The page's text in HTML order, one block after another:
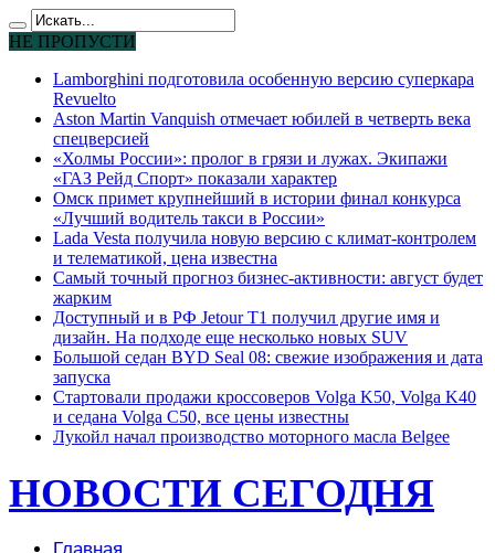
НЕ ПРОПУСТИ
Lamborghini подготовила особенную версию суперкара
Revuelto
Aston Martin Vanquish отмечает юбилей в четверть века
спецверсией
«Холмы России»: пролог в грязи и лужах. Экипажи
«ГАЗ Рейд Спорт» показали характер
Омск примет крупнейший в истории финал конкурса
«Лучший водитель такси в России»
Lada Vesta получила новую версию с климат-контролем
и телематикой, цена известна
Самый точный прогноз бизнес-активности: август будет
жарким
Доступный и в РФ Jetour T1 получил другие имя и
дизайн. На подходе еще несколько новых SUV
Большой седан BYD Seal 08: свежие изображения и дата
запуска
Стартовали продажи кроссоверов Volga K50, Volga K40
и седана Volga C50, все цены известны
Лукойл начал производство моторного масла Belgee
НОВОСТИ СЕГОДНЯ